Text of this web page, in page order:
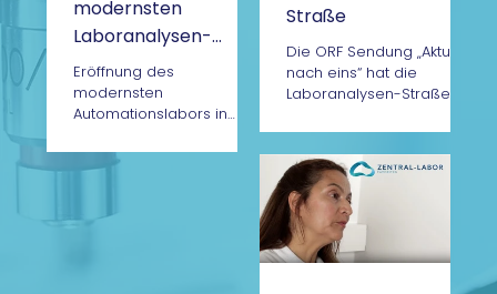
modernsten
Laboranalysen-
Straße Österreichs
Eröffnung des
modernsten
Automationslabors in
Labordiagnostik Wien 10
Das Großlabor im
Gemeindebezirk feierte...
Straße
Die ORF Sendung „Aktuell
nach eins“ hat die
Laboranalysen-Straße in
Wien Favoriten besucht.
Das Labor bedient die...